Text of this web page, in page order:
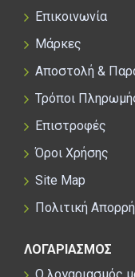
Επικοινωνία
Μάρκες
Αποστολή &
Τρόποι
Επιστροφές
Όροι Χρήσης
Site Map
Πολιτική
ΛΟΓΑΡΙΑΣΜΟΣ